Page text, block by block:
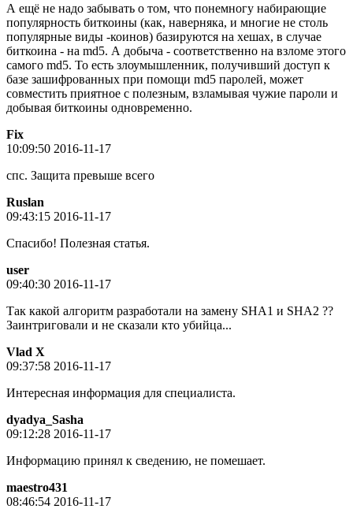
А ещё не надо забывать о том, что понемногу набирающие
популярность биткоины (как, наверняка, и многие не столь
популярные виды -коинов) базируются на хешах, в случае
биткоина - на md5. А добыча - соответственно на взломе этого
самого md5. То есть злоумышленник, получивший доступ к
базе зашифрованных при помощи md5 паролей, может
совместить приятное с полезным, взламывая чужие пароли и
добывая биткоины одновременно.
Fix
10:09:50 2016-11-17
спс. Защита превыше всего
Ruslan
09:43:15 2016-11-17
Спасибо! Полезная статья.
user
09:40:30 2016-11-17
Так какой алгоритм разработали на замену SHA1 и SHA2 ??
Заинтриговали и не сказали кто убийца...
Vlad X
09:37:58 2016-11-17
Интересная информация для специалиста.
dyadya_Sasha
09:12:28 2016-11-17
Информацию принял к сведению, не помешает.
maestro431
08:46:54 2016-11-17